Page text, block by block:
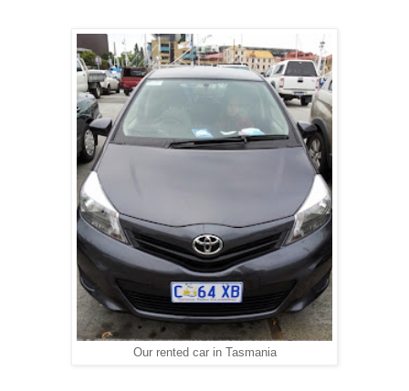
Our rented car in Tasmania